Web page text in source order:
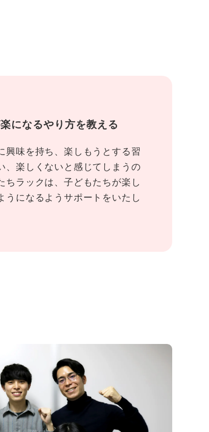
になるやり方を教える
興味を持ち、楽しもうとする習
、楽しくないと感じてしまうの
ちラックは、子どもたちが楽し
うになるようサポートをいたし